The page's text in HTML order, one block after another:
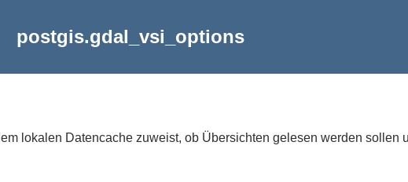
postgis.gdal_vsi_options
lokalen Datencache zuweist, ob Übersichten gelesen werden sollen